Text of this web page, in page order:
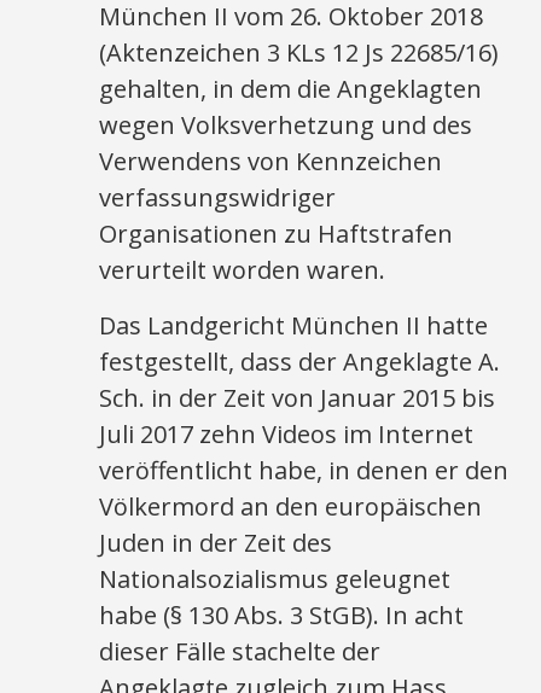
München II vom 26. Oktober 2018
(Aktenzeichen 3 KLs 12 Js 22685/16)
gehalten, in dem die Angeklagten
wegen Volksverhetzung und des
Verwendens von Kennzeichen
verfassungswidriger
Organisationen zu Haftstrafen
verurteilt worden waren.
Das Landgericht München II hatte
festgestellt, dass der Angeklagte A.
Sch. in der Zeit von Januar 2015 bis
Juli 2017 zehn Videos im Internet
veröffentlicht habe, in denen er den
Völkermord an den europäischen
Juden in der Zeit des
Nationalsozialismus geleugnet
habe (§ 130 Abs. 3 StGB). In acht
dieser Fälle stachelte der